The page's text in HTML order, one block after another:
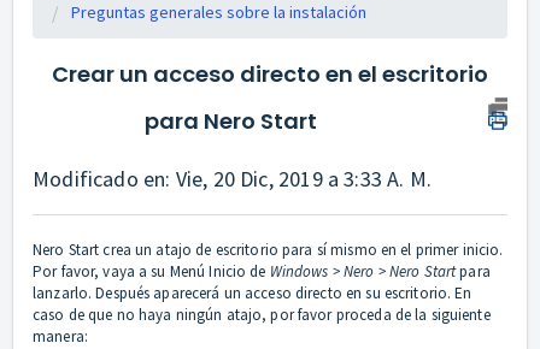
Preguntas generales sobre la instalación
Crear un acceso directo en el escritorio
para Nero Start
Modificado en: Vie, 20 Dic, 2019 a 3:33 A. M.
Nero Start crea un atajo de escritorio para sí mismo en el primer inicio.
Por favor, vaya a su Menú Inicio de Windows > Nero > Nero Startpara
lanzarlo. Después aparecerá un acceso directo en su escritorio. En
caso de que no haya ningún atajo, por favor proceda de la siguiente
manera: